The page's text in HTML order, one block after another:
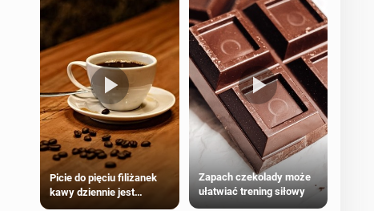
Picie do pięciu filiżanek
kawy dziennie jest
Zapach czekolady może
ułatwiać trening siłowy